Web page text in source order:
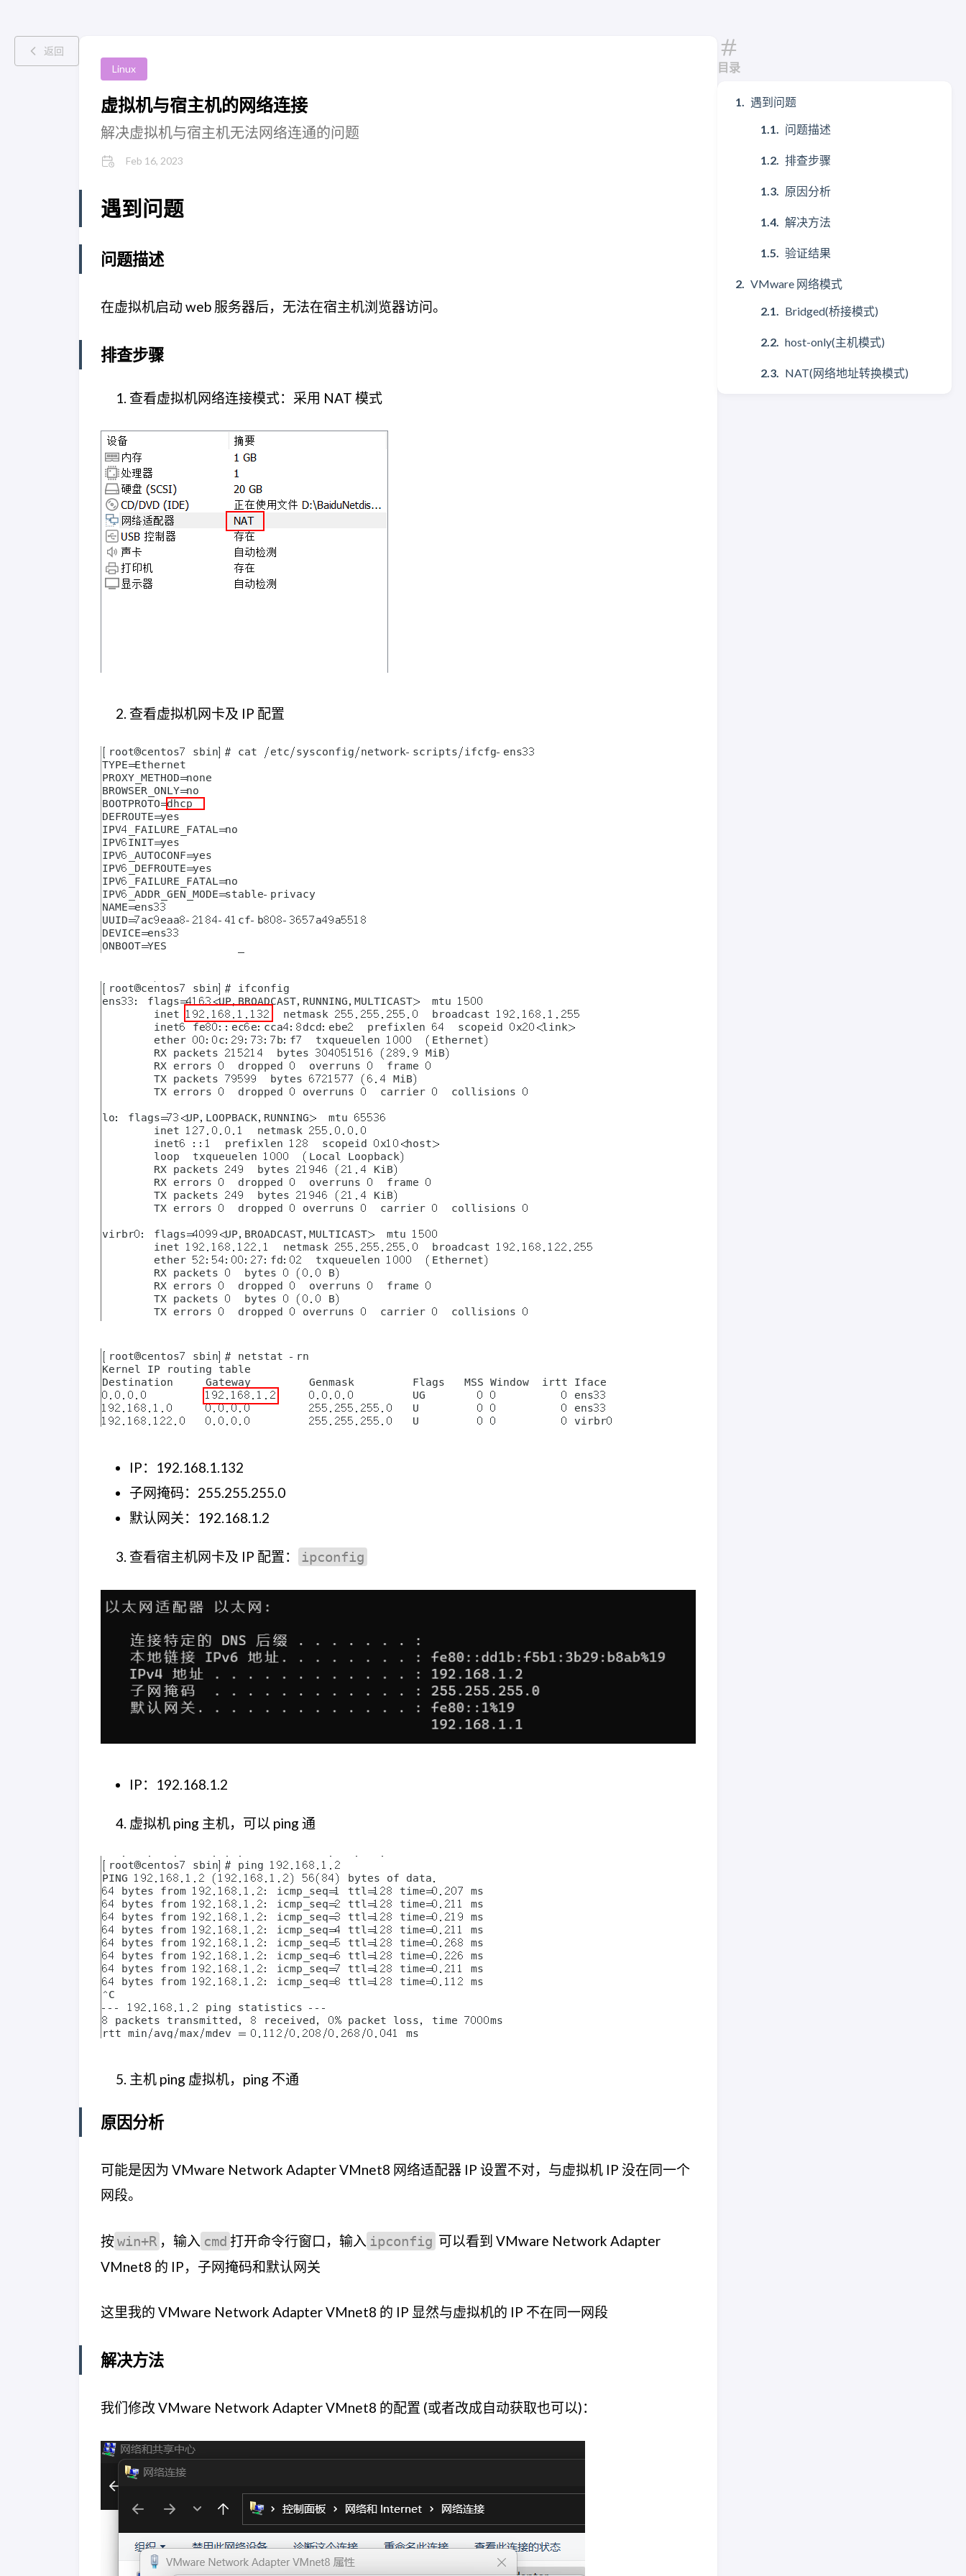
返回
Linux
虚拟机与宿主机的网络连接
解决虚拟机与宿主机无法网络连通的问题
Feb 16, 2023
遇到问题
问题描述
在虚拟机启动 web 服务器后，无法在宿主机浏览器访问。
排查步骤
查看虚拟机网络连接模式：采用 NAT 模式
查看虚拟机网卡及 IP 配置
IP：192.168.1.132
子网掩码：255.255.255.0
默认网关：192.168.1.2
查看宿主机网卡及 IP 配置： ipconfig
IP：192.168.1.2
虚拟机 ping 主机，可以 ping 通
主机 ping 虚拟机，ping 不通
原因分析
可能是因为 VMware Network Adapter VMnet8 网络适配器 IP 设置不对，与虚拟机 IP 没在同一个
网段。
按win+R ，输入 cmd 打开命令行窗口，输入 ipconfig 可以看到 VMware Network Adapter
VMnet8 的 IP，子网掩码和默认网关
这里我的 VMware Network Adapter VMnet8 的 IP 显然与虚拟机的 IP 不在同一网段
解决方法
我们修改 VMware Network Adapter VMnet8 的配置 (或者改成自动获取也可以)：
目录
遇到问题
问题描述
排查步骤
原因分析
解决方法
验证结果
VMware 网络模式
Bridged(桥接模式)
host-only(主机模式)
NAT(网络地址转换模式)